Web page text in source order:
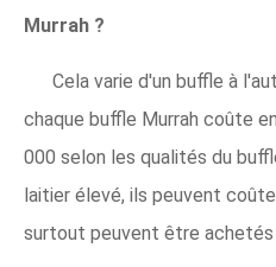
Murrah ?
Cela varie d'un buffle à
chaque buffle Murrah coûte
000 selon les qualités du
laitier élevé, ils peuvent
surtout peuvent être achetés